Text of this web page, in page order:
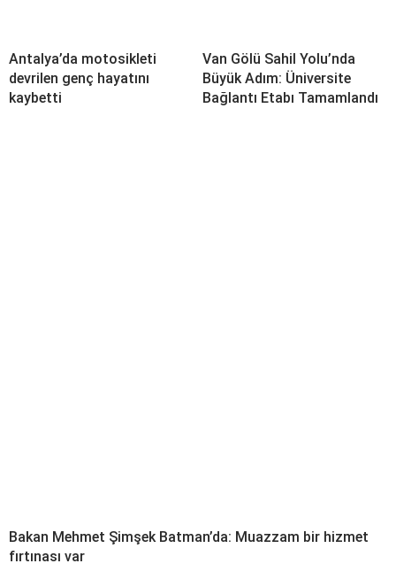
Antalya’da motosikleti
devrilen genç hayatını
kaybetti
Van Gölü Sahil Yolu’nda
Büyük Adım: Üniversite
Bağlantı Etabı Tamamlandı
Bakan Mehmet Şimşek Batman’da: Muazzam bir hizmet
fırtınası var